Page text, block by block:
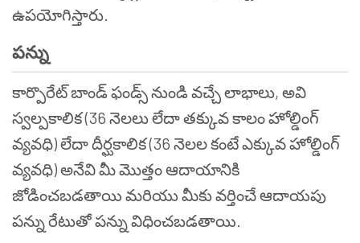
ఉపయోగిస్తారు.
పన్ను
కార్పొరేట్ బాండ్ ఫండ్స్ నుండి వచ్చే లాభాలు, అవి
స్వల్పకాలిక (36 నెలలు లేదా తక్కువ కాలం హోల్డింగ్
వ్యవధి) లేదా దీర్ఘకాలిక (36 నెలల కంటే ఎక్కువ హోల్డింగ్
వ్యవధి) అనేవి మీ మొత్తం ఆదాయానికి
జోడించబడతాయి మరియు మీకు వర్తించే ఆదాయపు
పన్ను రేటుతో పన్ను విధించబడతాయి.